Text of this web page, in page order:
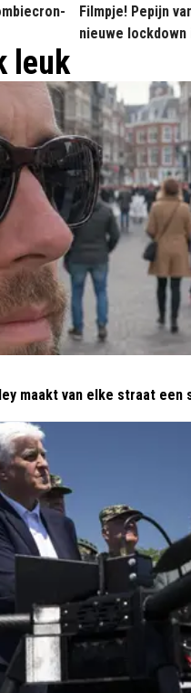
Filmpje! Pepijn
nieuwe
leuk
maakt van elke straat